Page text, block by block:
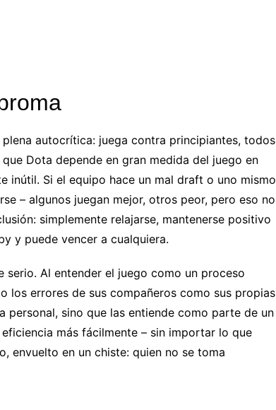
autocrítica: juega contra principiantes, todos
Dota depende en gran medida del juego en
inútil. Si el equipo hace un mal draft o uno mismo
– algunos juegan mejor, otros peor, pero eso no
simplemente relajarse, mantenerse positivo
y puede vencer a cualquiera.
serio. Al entender el juego como un proceso
los errores de sus compañeros como sus propias
personal, sino que las entiende como parte de un
más fácilmente – sin importar lo que
envuelto en un chiste: quien no se toma